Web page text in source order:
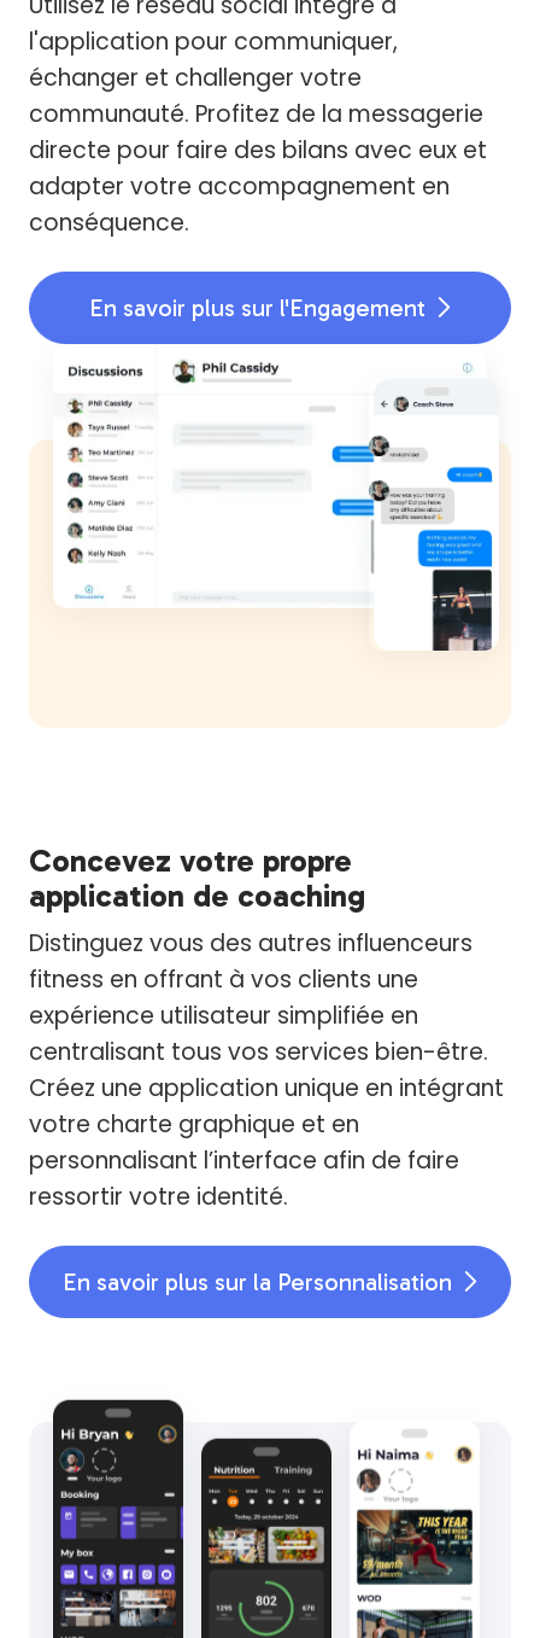
l'application pour communiquer,
échanger et challenger votre
communauté. Profitez de la messagerie
directe pour faire des bilans avec eux et
adapter votre accompagnement en
conséquence.
En savoir plus sur l'Engagement 
Concevez votre propre
application de coaching
Distinguez vous des autres influenceurs
fitness en offrant à vos clients une
expérience utilisateur simplifiée en
centralisant tous vos services bien-être.
Créez une application unique en intégrant
votre charte graphique et en
personnalisant l’interface afin de faire
ressortir votre identité.
En savoir plus sur la Personnalisation 